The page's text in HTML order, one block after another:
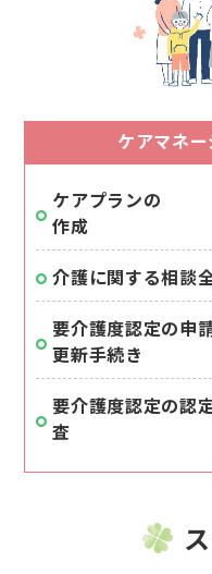
ケアマネ
ケアプランの
作成
介護に関する相談
要介護度認定の申
更新手続き
要介護度認定の認
査